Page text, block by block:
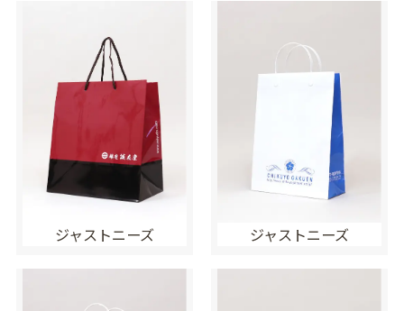
ジャストニーズ ジャストニーズ